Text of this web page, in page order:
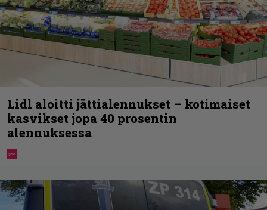
Lidl aloitti jättialennukset – kotimaiset
kasvikset jopa 40 prosentin
alennuksessa